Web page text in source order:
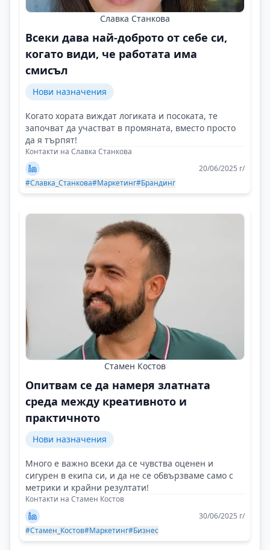
Славка Станкова
Всеки дава най-доброто от себе си,
когато види, че работата има
смисъл
Нови назначения
Когато хората виждат логиката и посоката, те
започват да участват в промяната, вместо просто
да я търпят!
Контакти на Славка Станкова
20/06/2025 г/
#Славка_Станкова#Маркетинг#Брандинг
Стамен Костов
Oпитвам се да намеря златната
среда между креативното и
практичното
Нови назначения
Много е важно всеки да се чувства оценен и
сигурен в екипа си, и да не се обвързваме само с
метрики и крайни резултати!
Контакти на Стамен Костов
30/06/2025 г/
#Стамен_Костов#Маркетинг#Бизнес